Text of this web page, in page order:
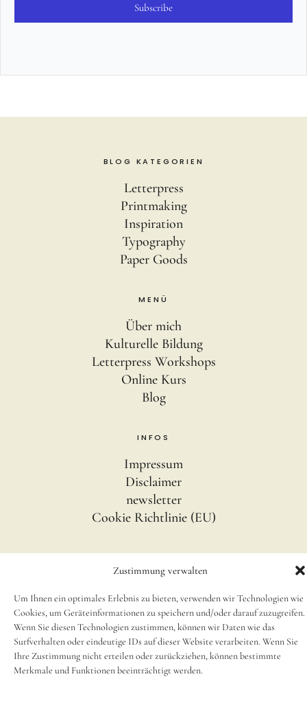
Zustimmung verwalten
Um Ihnen ein optimales Erlebnis zu bieten, verwenden wir Technologien wie
Cookies, um Geräteinformationen zu speichern und/oder darauf zuzugreifen.
Wenn Sie diesen Technologien zustimmen, können wir Daten wie das
Surfverhalten oder eindeutige IDs auf dieser Website verarbeiten. Wenn Sie
Ihre Zustimmung nicht erteilen oder zurückziehen, können bestimmte
Merkmale und Funktionen beeinträchtigt werden.
Subscribe
BLOG KATEGORIEN
Letterpress
Printmaking
Inspiration
Typography
Paper Goods
MENÜ
Über mich
Kulturelle Bildung
Letterpress Workshops
Online Kurs
Blog
INFOS
Impressum
Disclaimer
newsletter
Cookie Richtlinie (EU)
© 2025, Small Caps Print Studio